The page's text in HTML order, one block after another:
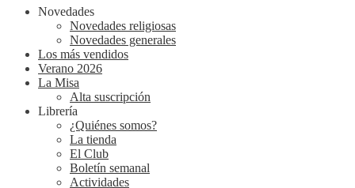
Novedades
Novedades religiosas
Novedades generales
Los más vendidos
Verano 2026
La Misa
Alta suscripción
Librería
¿Quiénes somos?
La tienda
El Club
Boletín semanal
Actividades